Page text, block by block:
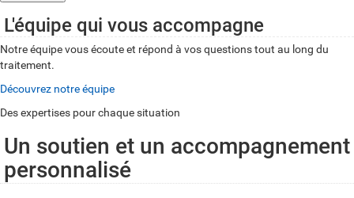
L'équipe qui vous accompagne
Notre équipe vous écoute et répond à vos questions tout au long du
traitement.
Découvrez notre équipe
Des expertises pour chaque situation
Un soutien et un accompagnement
personnalisé